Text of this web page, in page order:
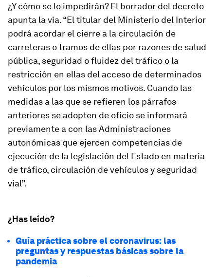
¿Y cómo se lo impedirán? El borrador del decreto
apunta la vía. “El titular del Ministerio del Interior
podrá acordar el cierre a la circulación de
carreteras o tramos de ellas por razones de salud
pública, seguridad o fluidez del tráfico o la
restricción en ellas del acceso de determinados
vehículos por los mismos motivos. Cuando las
medidas a las que se refieren los párrafos
anteriores se adopten de oficio se informará
previamente a con las Administraciones
autonómicas que ejercen competencias de
ejecución de la legislación del Estado en materia
de tráfico, circulación de vehículos y seguridad
vial”.
¿Has leído?
Guía práctica sobre el coronavirus: las
preguntas y respuestas básicas sobre la
pandemia